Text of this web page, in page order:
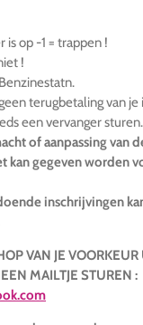
op -1 = trappen !
!
terugbetaling van je
een vervanger sturen.
of aanpassing van
kan gegeven worden
inschrijvingen
VAN JE
MAILTJE STUREN :